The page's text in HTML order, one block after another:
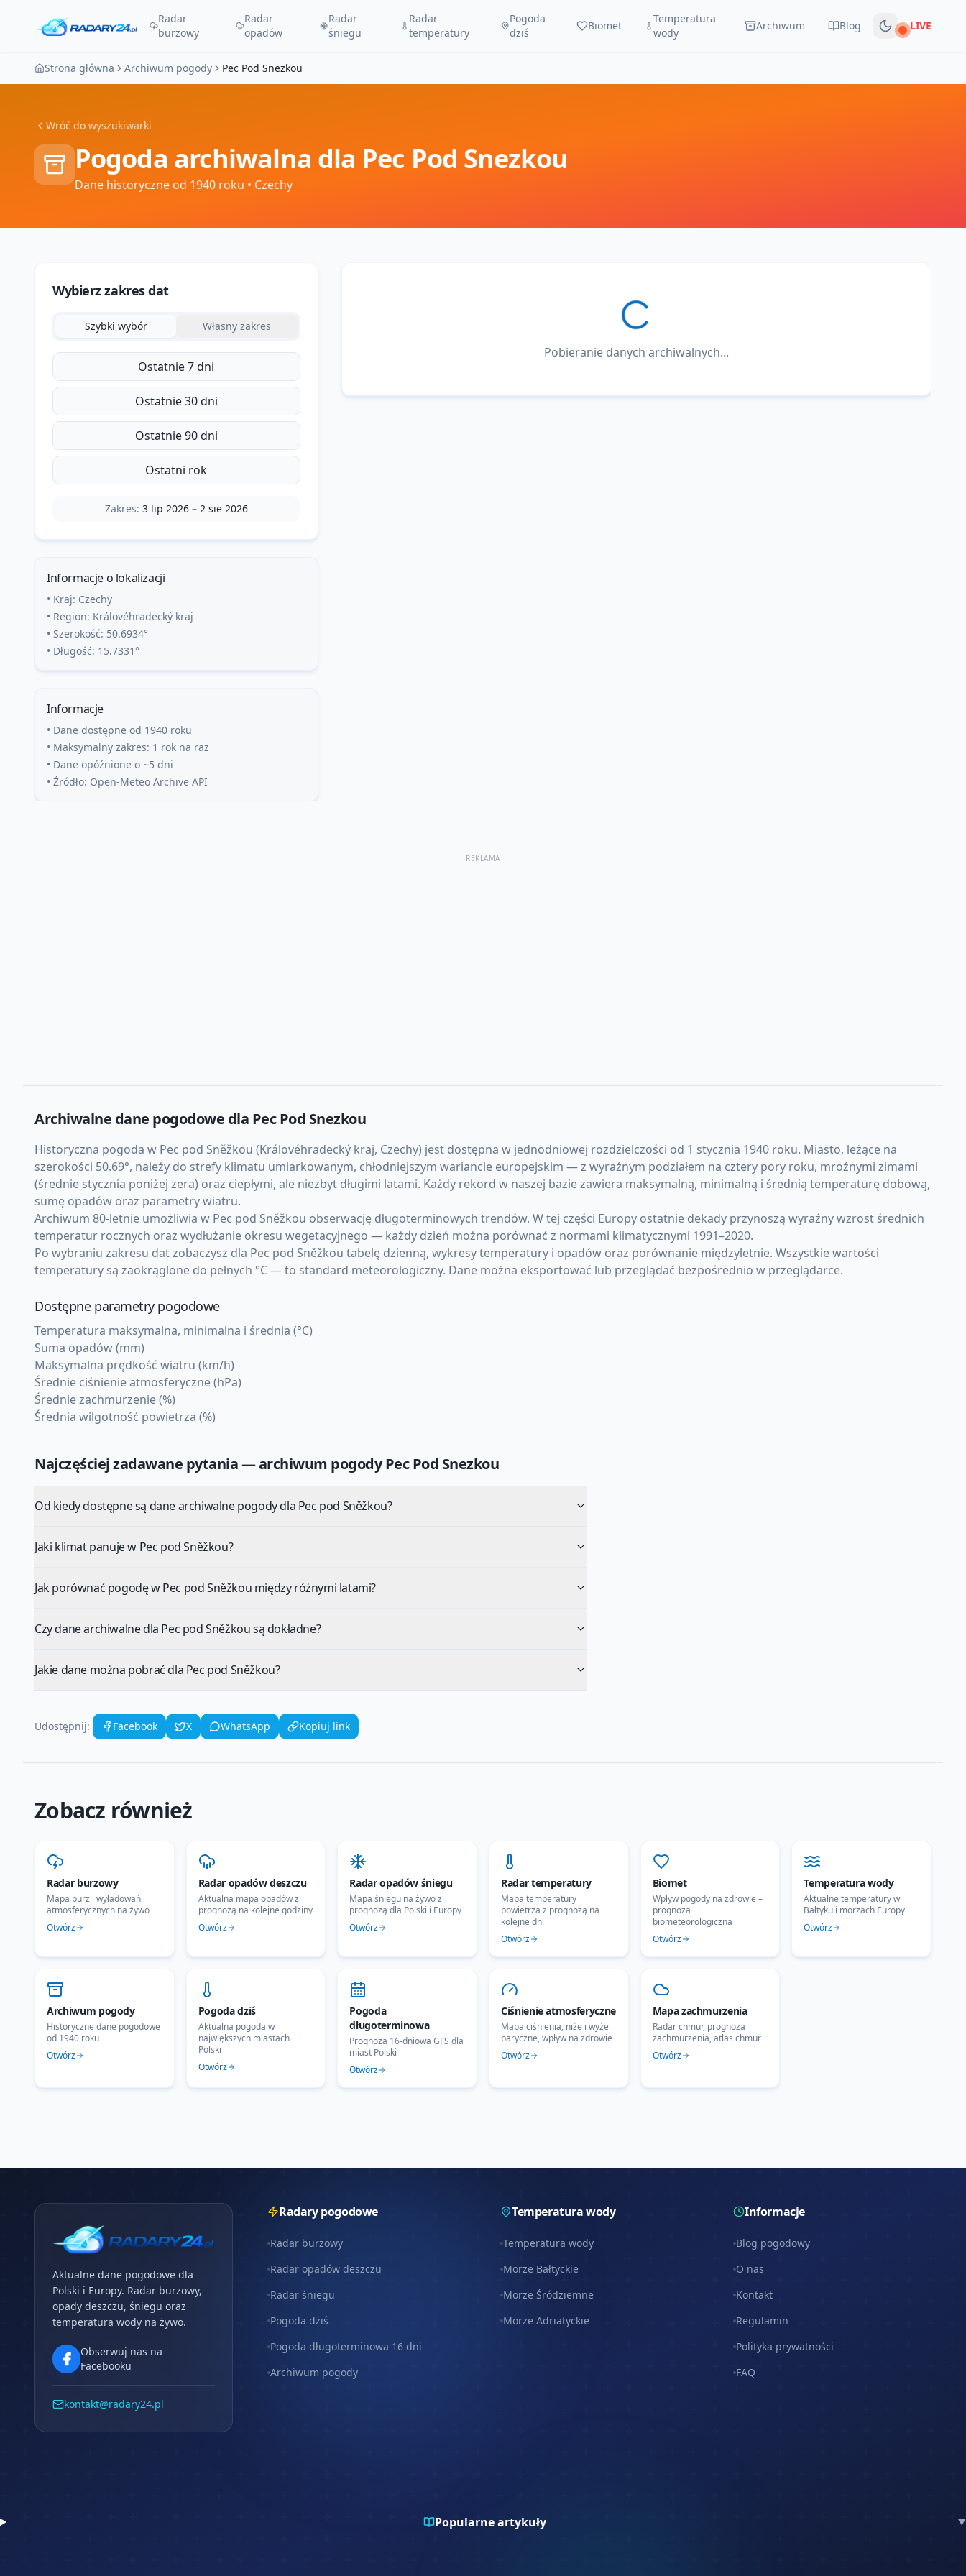
Radar
burzowy
Radar
opadów
Radar
śniegu
Radar
temperatury
Pogoda
dziś
Biomet
Temperatura
wody
Archiwum Blog Na żywo
LIVE
Strona główna Archiwum pogody Pec Pod Snezkou
Wróć do wyszukiwarki
Pogoda archiwalna dla Pec Pod Snezkou
Dane historyczne od 1940 roku • Czechy
Wybierz zakres dat
Szybki wybór Własny zakres
Ostatnie 7 dni
Ostatnie 30 dni
Ostatnie 90 dni
Ostatni rok
Zakres: 3 lip 2026– 2 sie 2026
Informacje o lokalizacji
• Kraj: Czechy
• Region: Královéhradecký kraj
• Szerokość: 50.6934°
• Długość: 15.7331°
Informacje
• Dane dostępne od 1940 roku
• Maksymalny zakres: 1 rok na raz
• Dane opóźnione o ~5 dni
• Źródło: Open-Meteo Archive API
Pobieranie danych archiwalnych...
REKLAMA
Archiwalne dane pogodowe dla Pec Pod Snezkou
Historyczna pogoda w Pec pod Sněžkou (Královéhradecký kraj, Czechy) jest dostępna w jednodniowej rozdzielczości od 1 stycznia 1940 roku. Miasto, leżące na
szerokości 50.69°, należy do strefy klimatu umiarkowanym, chłodniejszym wariancie europejskim — z wyraźnym podziałem na cztery pory roku, mroźnymi zimami
(średnie stycznia poniżej zera) oraz ciepłymi, ale niezbyt długimi latami. Każdy rekord w naszej bazie zawiera maksymalną, minimalną i średnią temperaturę dobową,
sumę opadów oraz parametry wiatru.
Archiwum 80-letnie umożliwia w Pec pod Sněžkou obserwację długoterminowych trendów. W tej części Europy ostatnie dekady przynoszą wyraźny wzrost średnich
temperatur rocznych oraz wydłużanie okresu wegetacyjnego — każdy dzień można porównać z normami klimatycznymi 1991–2020.
Po wybraniu zakresu dat zobaczysz dla Pec pod Sněžkou tabelę dzienną, wykresy temperatury i opadów oraz porównanie międzyletnie. Wszystkie wartości
temperatury są zaokrąglone do pełnych °C — to standard meteorologiczny. Dane można eksportować lub przeglądać bezpośrednio w przeglądarce.
Dostępne parametry pogodowe
Temperatura maksymalna, minimalna i średnia (°C)
Suma opadów (mm)
Maksymalna prędkość wiatru (km/h)
Średnie ciśnienie atmosferyczne (hPa)
Średnie zachmurzenie (%)
Średnia wilgotność powietrza (%)
Najczęściej zadawane pytania — archiwum pogodyPec Pod Snezkou
Od kiedy dostępne są dane archiwalne pogody dla Pec pod Sněžkou?
Jaki klimat panuje w Pec pod Sněžkou?
Jak porównać pogodę w Pec pod Sněžkou między różnymi latami?
Czy dane archiwalne dla Pec pod Sněžkou są dokładne?
Jakie dane można pobrać dla Pec pod Sněžkou?
Udostępnij: Facebook X WhatsApp Kopiuj link
Zobacz również
Radar burzowy
Mapa burz i wyładowań
atmosferycznych na żywo
Otwórz
Radar opadów deszczu
Aktualna mapa opadów z
prognozą na kolejne godziny
Otwórz
Radar opadów śniegu
Mapa śniegu na żywo z
prognozą dla Polski i Europy
Otwórz
Radar temperatury
Mapa temperatury
powietrza z prognozą na
kolejne dni
Otwórz
Biomet
Wpływ pogody na zdrowie –
prognoza
biometeorologiczna
Otwórz
Temperatura wody
Aktualne temperatury w
Bałtyku i morzach Europy
Otwórz
Archiwum pogody
Historyczne dane pogodowe
od 1940 roku
Otwórz
Pogoda dziś
Aktualna pogoda w
największych miastach
Polski
Otwórz
Pogoda
długoterminowa
Prognoza 16-dniowa GFS dla
miast Polski
Otwórz
Ciśnienie atmosferyczne
Mapa ciśnienia, niże i wyże
baryczne, wpływ na zdrowie
Otwórz
Mapa zachmurzenia
Radar chmur, prognoza
zachmurzenia, atlas chmur
Otwórz
Aktualne dane pogodowe dla
Polski i Europy. Radar burzowy,
opady deszczu, śniegu oraz
temperatura wody na żywo.
Obserwuj nas na
Facebooku
kontakt@radary24.pl
Radary pogodowe
Radar burzowy
Radar opadów deszczu
Radar śniegu
Pogoda dziś
Pogoda długoterminowa 16 dni
Archiwum pogody
Temperatura wody
Temperatura wody
Morze Bałtyckie
Morze Śródziemne
Morze Adriatyckie
Informacje
Blog pogodowy
O nas
Kontakt
Regulamin
Polityka prywatności
FAQ
Popularne artykuły ▼